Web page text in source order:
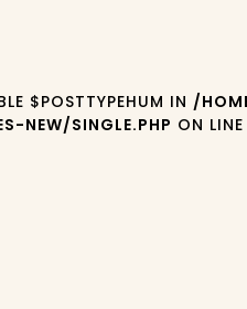
$POSTTYPEHUM IN /
NEW/SINGLE.PHP ON